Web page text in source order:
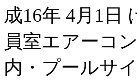
成16年 4月1日
員室エアーコ
内・プールサ